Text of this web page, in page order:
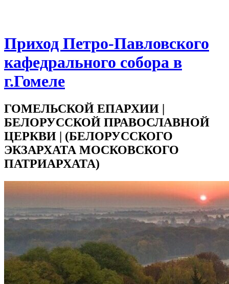
Приход Петро-Павловского
кафедрального собора в
г.Гомеле
ГОМЕЛЬСКОЙ ЕПАРХИИ |
БЕЛОРУССКОЙ ПРАВОСЛАВНОЙ
ЦЕРКВИ | (БЕЛОРУССКОГО
ЭКЗАРХАТА МОСКОВСКОГО
ПАТРИАРХАТА)